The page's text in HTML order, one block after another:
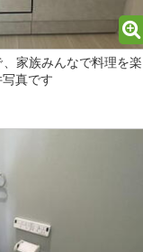
家族みんなで料理を楽
真です